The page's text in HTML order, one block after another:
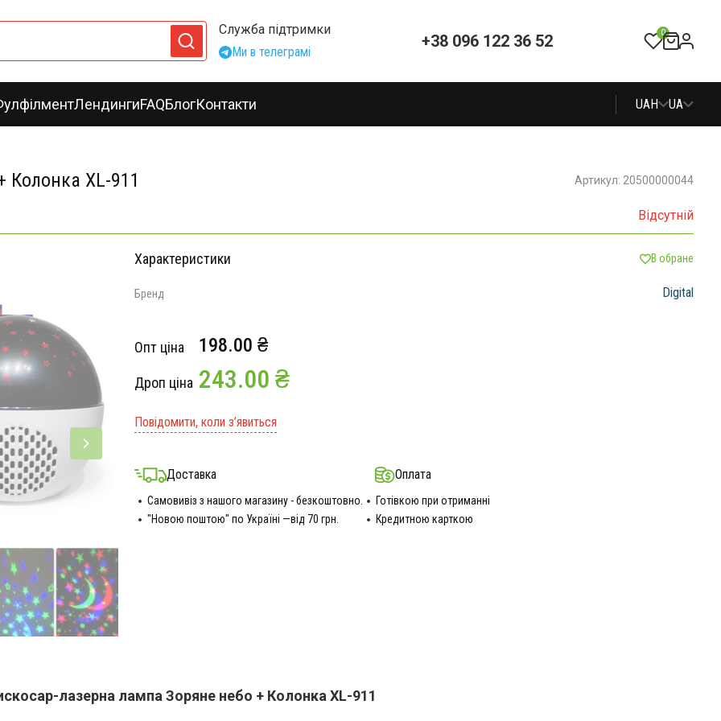
Служба підтримки
Ми в телеграмі
+38 096 122 36 52 0
ЛендингиFAQБлогКонтакти UAH UA
Колонка XL-911 Артикул: 20500000044
Відсутній
Характеристики В обране
Бренд Digital
Опт ціна 198.00 ₴
Дроп ціна 243.00 ₴
Повідомити, коли з’явиться
Доставка
Самовивіз з нашого магазину - безкоштовно.
"Новою поштою" по Україні —від 70 грн.
Оплата
Готівкою при отриманні
Кредитною карткою
лазерна лампа Зоряне небо + Колонка XL-911